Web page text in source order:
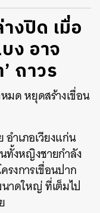
งปิด เมื่อ
ง อาจ
ถาวร
มด หยุดสร้างเขื่อน
ำเภอเวียงแก่น
ทั้งหญิงชายกำลัง
งการเขื่อนปาก
าดใหญ่ ที่เต็มไป